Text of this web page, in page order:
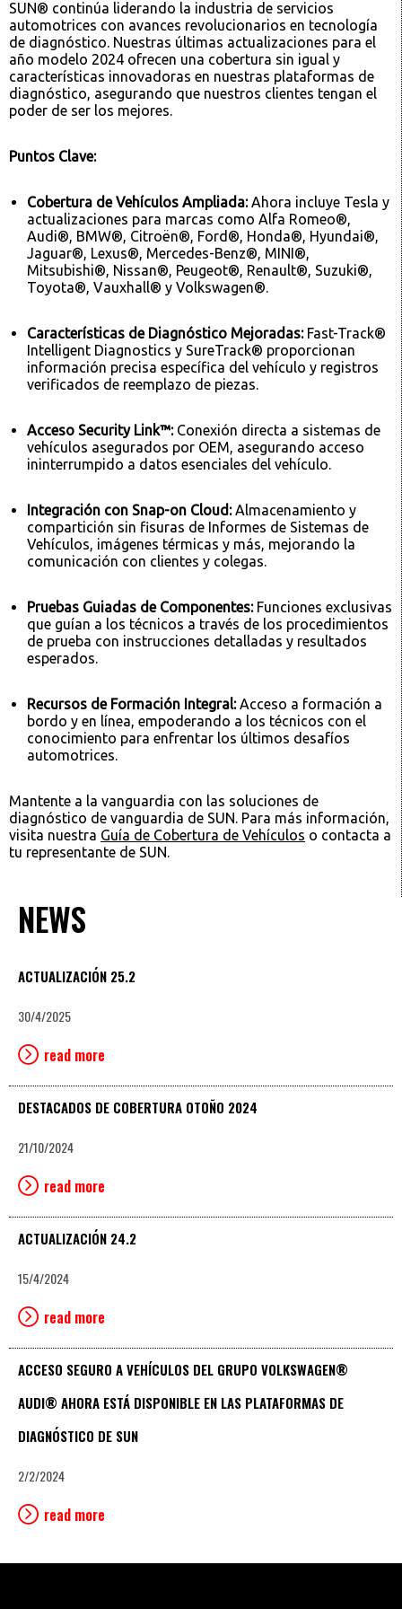
SUN® continúa liderando la industria de servicios
automotrices con avances revolucionarios en tecnología
de diagnóstico. Nuestras últimas actualizaciones para el
año modelo 2024 ofrecen una cobertura sin igual y
características innovadoras en nuestras plataformas de
diagnóstico, asegurando que nuestros clientes tengan el
poder de ser los mejores.
Puntos Clave:
Cobertura de Vehículos Ampliada:Ahora incluye Tesla y
actualizaciones para marcas como Alfa Romeo®,
Audi®, BMW®, Citroën®, Ford®, Honda®, Hyundai®,
Jaguar®, Lexus®, Mercedes-Benz®, MINI®,
Mitsubishi®, Nissan®, Peugeot®, Renault®, Suzuki®,
Toyota®, Vauxhall® y Volkswagen®.
Características de Diagnóstico Mejoradas:Fast-Track®
Intelligent Diagnostics y SureTrack® proporcionan
información precisa específica del vehículo y registros
verificados de reemplazo de piezas.
Acceso Security Link™:Conexión directa a sistemas de
vehículos asegurados por OEM, asegurando acceso
ininterrumpido a datos esenciales del vehículo.
Integración con Snap-on Cloud:Almacenamiento y
compartición sin fisuras de Informes de Sistemas de
Vehículos, imágenes térmicas y más, mejorando la
comunicación con clientes y colegas.
Pruebas Guiadas de Componentes:Funciones exclusivas
que guían a los técnicos a través de los procedimientos
de prueba con instrucciones detalladas y resultados
esperados.
Recursos de Formación Integral:Acceso a formación a
bordo y en línea, empoderando a los técnicos con el
conocimiento para enfrentar los últimos desafíos
automotrices.
Mantente a la vanguardia con las soluciones de
diagnóstico de vanguardia de SUN. Para más información,
visita nuestra Guía de Cobertura de Vehículos o contacta a
tu representante de SUN.
NEWS
ACTUALIZACIÓN 25.2
30/4/2025
read more
DESTACADOS DE COBERTURA OTOÑO 2024
21/10/2024
read more
ACTUALIZACIÓN 24.2
15/4/2024
read more
ACCESO SEGURO A VEHÍCULOS DEL GRUPO VOLKSWAGEN®
AUDI® AHORA ESTÁ DISPONIBLE EN LAS PLATAFORMAS DE
DIAGNÓSTICO DE SUN
2/2/2024
read more